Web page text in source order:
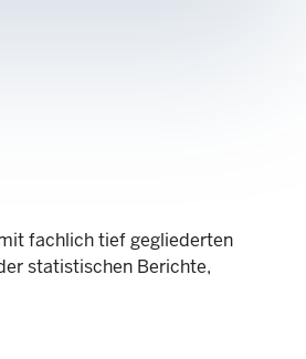
fachlich tief gegliederten
statistischen Berichte,